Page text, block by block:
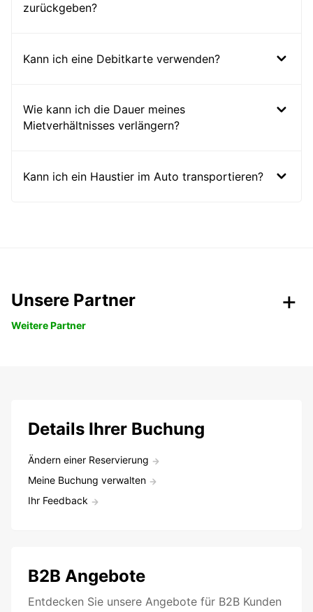
zurückgeben?
Kann ich eine Debitkarte verwenden?
Wie kann ich die Dauer meines
Mietverhältnisses verlängern?
Kann ich ein Haustier im Auto transportieren?
Unsere Partner
Weitere Partner
Details Ihrer Buchung
Ändern einer Reservierung
Meine Buchung verwalten
Ihr Feedback
B2B Angebote
Entdecken Sie unsere Angebote für B2B Kunden